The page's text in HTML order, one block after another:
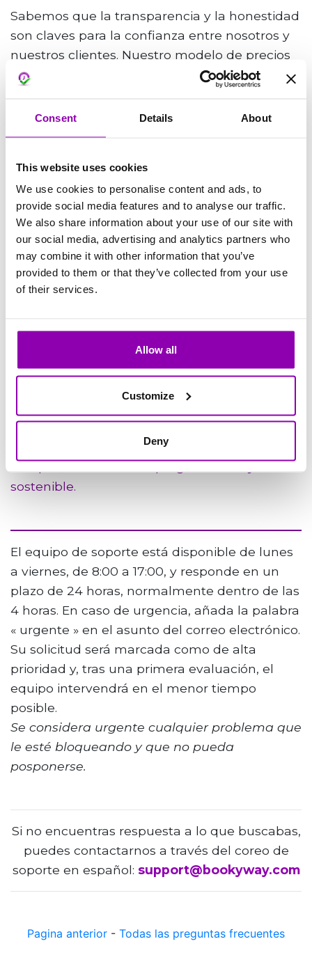
Consent Details About
This website uses cookies
We use cookies to personalise content and ads, to
provide social media features and to analyse our traffic.
We also share information about your use of our site with
our social media, advertising and analytics partners who
may combine it with other information that you’ve
provided to them or that they’ve collected from your use
of their services.
Allow all
Customize
Deny
Sabemos que la transparencia y la honestidad
son claves para la confianza entre nosotros y
nuestros clientes. Nuestro modelo de precios
está diseñado para ser justo y asequible, con
imponer costos innecesarios. Por lo tanto,
integridad.
Ética
Es importante destacar que intentar eludir las
reglas del período de prueba no sólo va en
contra de los principios en los que se basa
nuestro servicio, sino que también socava el
de nuestros clientes se traduce directamente
en nuestro éxito y estamos comprometidos a
mantener nuestros precios asequibles para
reflejar este compromiso.
Al elegir BookyWay, te alineas con nuestra
sostenible.
El equipo de soporte está disponible de lunes
a viernes, de 8:00 a 17:00, y responde en un
plazo de 24 horas, normalmente dentro de las
4 horas. En caso de urgencia, añada la palabra
« urgente » en el asunto del correo electrónico.
Su solicitud será marcada como de alta
prioridad y, tras una primera evaluación, el
equipo intervendrá en el menor tiempo
posible.
Se considera urgente cualquier problema que
le esté bloqueando y que no pueda
posponerse.
Si no encuentras respuesta a lo que buscabas,
puedes contactarnos a través del coreo de
soporte en español: support@bookyway.com
Pagina anterior - Todas las preguntas frecuentes